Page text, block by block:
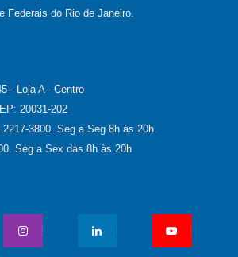
Federais do Rio de Janeiro.
- Loja A - Centro
20031-202
3800. Seg a Seg 8h às 20h.
Seg a Sex das 8h às 20h